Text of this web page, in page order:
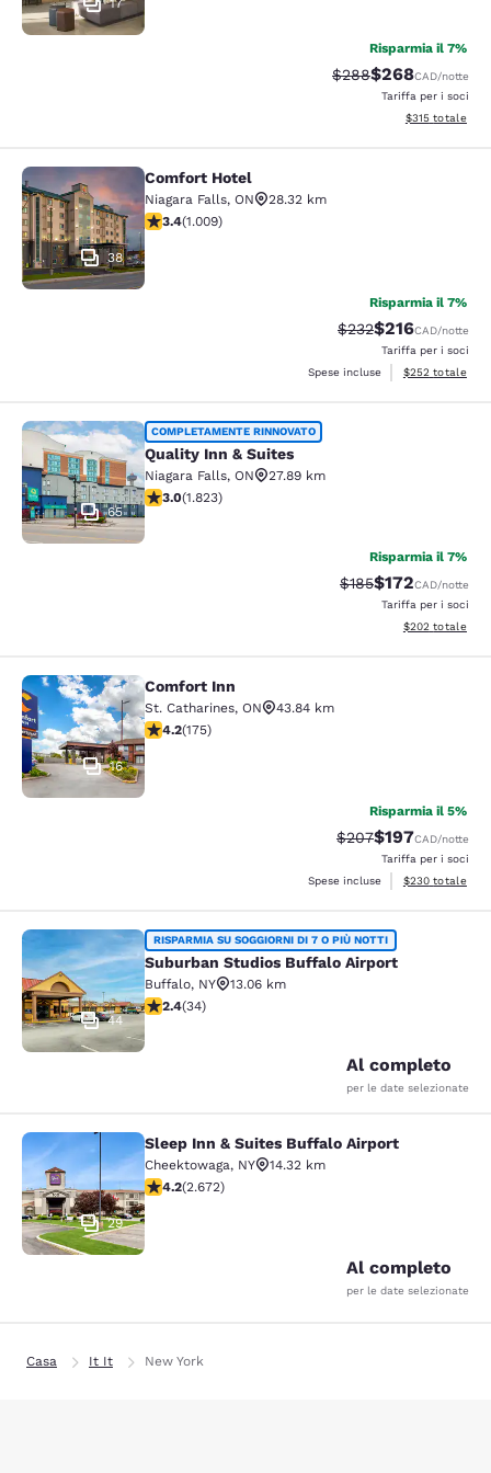
17
Risparmia il 7%
Tariffa di barratura:
$288Tariffa
$268CAD/notte
Tariffa per i soci
Visualizza i
$315 totale
Comfort Hotel
38
Comfort Hotel
Niagara Falls, ON
28.32 km
Valutazione di 3.4 stelle. Buono. 1009 recensioni
3.4(1.009)
Risparmia il 7%
Tariffa di barratura:
$232Tariffa
$216CAD/notte
Tariffa per i soci
Spese incluse
Visualizza i
$252 totale
Quality Inn & Suites
65
COMPLETAMENTE RINNOVATO
Quality Inn & Suites
Niagara Falls, ON
27.89 km
Valutazione di 2.96 stelle. Discreto. 1823 recensioni
3.0(1.823)
Risparmia il 7%
Tariffa di barratura:
$185Tariffa
$172CAD/notte
Tariffa per i soci
Visualizza i
$202 totale
Comfort Inn
16
Comfort Inn
St. Catharines, ON
43.84 km
Valutazione di 4.22 stelle. Ottimo. 175 recensioni
4.2(175)
Risparmia il 5%
Tariffa di barratura:
$207Tariffa
$197CAD/notte
Tariffa per i soci
Spese incluse
Visualizza i
$230 totale
Suburban Studios Buffalo Airport
44
RISPARMIA SU SOGGIORNI DI 7 O PIÙ NOTTI
Suburban Studios Buffalo Airport
Buffalo, NY
13.06 km
Valutazione di 2.35 stelle. Discreto. 34 recensioni
2.4(34)
Al completo
per le date selezionate
Sleep Inn & Suites Buffalo Airport
29
Sleep Inn & Suites Buffalo Airport
Cheektowaga, NY
14.32 km
Valutazione di 4.19 stelle. Molto buono. 2672
4.2(2.672)
Al completo
per le date selezionate
Casa It It New York